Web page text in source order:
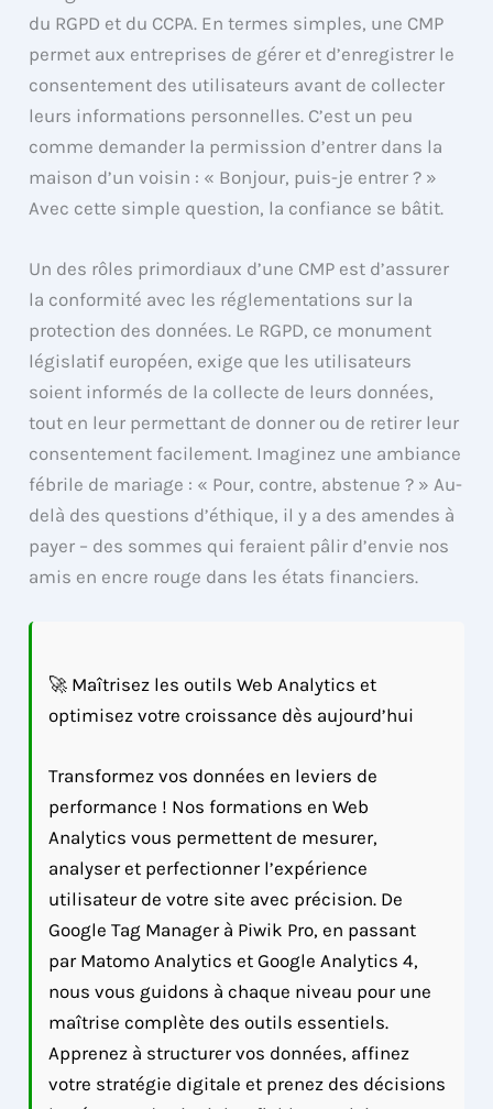
du RGPD et du CCPA. En termes simples, une CMP
permet aux entreprises de gérer et d’enregistrer le
consentement des utilisateurs avant de collecter
leurs informations personnelles. C’est un peu
comme demander la permission d’entrer dans la
maison d’un voisin : « Bonjour, puis-je entrer ? »
Avec cette simple question, la confiance se bâtit.
Un des rôles primordiaux d’une CMP est d’assurer
la conformité avec les réglementations sur la
protection des données. Le RGPD, ce monument
législatif européen, exige que les utilisateurs
soient informés de la collecte de leurs données,
tout en leur permettant de donner ou de retirer leur
consentement facilement. Imaginez une ambiance
fébrile de mariage : « Pour, contre, abstenue ? » Au-
delà des questions d’éthique, il y a des amendes à
payer – des sommes qui feraient pâlir d’envie nos
amis en encre rouge dans les états financiers.
🚀 Maîtrisez les outils Web Analytics et
optimisez votre croissance dès aujourd’hui
Transformez vos données en leviers de
performance ! Nos formations en Web
Analytics vous permettent de mesurer,
analyser et perfectionner l’expérience
utilisateur de votre site avec précision. De
Google Tag Manager à Piwik Pro, en passant
par Matomo Analytics et Google Analytics 4,
nous vous guidons à chaque niveau pour une
maîtrise complète des outils essentiels.
Apprenez à structurer vos données, affinez
votre stratégie digitale et prenez des décisions